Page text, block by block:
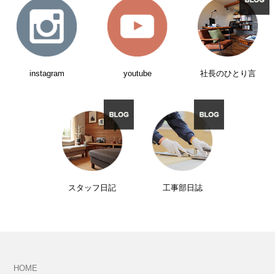
instagram youtube 社長のひとり言
スタッフ日記 工事部日誌
HOME